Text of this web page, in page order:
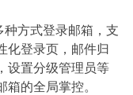
种方式登录邮箱，支
化登录页，邮件归
设置分级管理员等
的全局掌控。